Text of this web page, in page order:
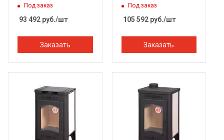
Под заказ
93 492 руб./шт
Заказать
Под заказ
105 592руб./шт
Заказать